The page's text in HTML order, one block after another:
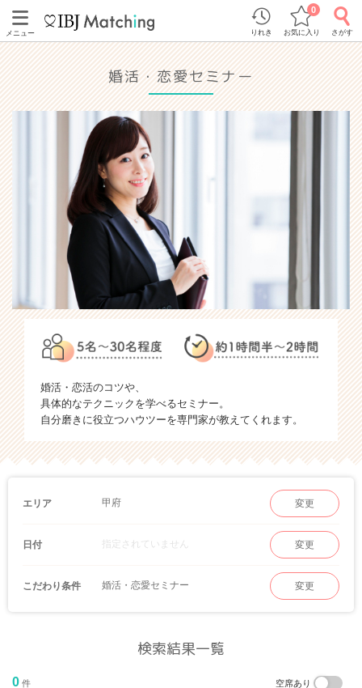
メニュー りれき お気に入り
0
さがす
婚活・恋愛セミナー
婚活・恋活のコツや、
具体的なテクニックを学べるセミナー。
自分磨きに役立つハウツーを専門家が教えてくれます。
エリア 甲府 変更
日付 指定されていません 変更
こだわり条件 婚活・恋愛セミナー 変更
検索結果一覧
0 件 空席あり